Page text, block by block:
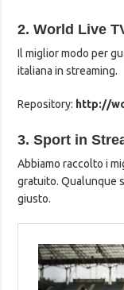
2. World Live
Il miglior modo per
italiana in streaming.
Repository: http://
3. Sport in
Abbiamo raccolto i
gratuito. Qualunque
giusto.